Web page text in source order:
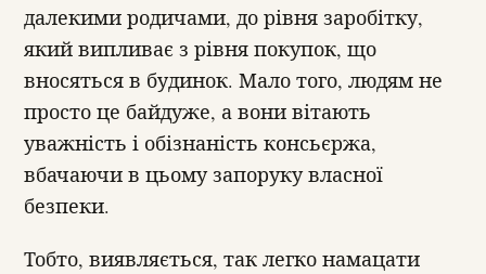
далекими родичами, до рівня заробітку,
який випливає з рівня покупок, що
вносяться в будинок. Мало того, людям не
просто це байдуже, а вони вітають
уважність і обізнаність консьєржа,
вбачаючи в цьому запоруку власної
безпеки.
Тобто, виявляється, так легко намацати